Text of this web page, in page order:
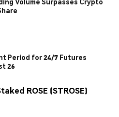
Period for 24/7 Futures
26
ROSE (STROSE)